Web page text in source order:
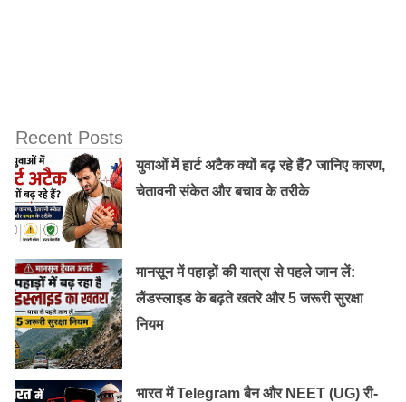
व्रत-पूजा –
सूर्योदय से पहले उठकर व्रत का संकल्प लेना चाहिए. पूरे
विधि विधान के साथ शंकर जी और माता पार्वती की पूजा करें
और फिर अगले दिन व्रत का पारण करें. ये व्रत निर्जला रखा
जाता है.
झूले का महत्व –
हरियाली तीज पर झूला झूलने की परंपरा
सदियों से चली आ रही है. इस दिन महिलाएं झूला झूलकर बड़े
हर्षोउल्लास के साथ ये त्योहार मनाती हैं. साथ ही लोकगीत
गाकर शंकर-पार्वती जी को प्रसन्न करने का प्रयास करती है.
ऐसे मनाई जाती है हरियाली तीज:
Recent Posts
युवाओं में हार्ट अटैक क्यों बढ़ रहे हैं? जानिए कारण,
चेतावनी संकेत और बचाव के तरीके
मानसून में पहाड़ों की यात्रा से पहले जान लें:
लैंडस्लाइड के बढ़ते खतरे और 5 जरूरी सुरक्षा
नियम
भारत में Telegram बैन और NEET (UG) री-